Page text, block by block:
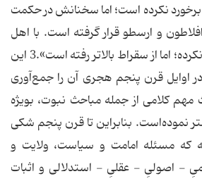
نکرده‌ است؛ اما سخنانش‌ در حکمت‌
و ارسطو قرار گرفته‌ است. با اهل‌
حکمت‌ عملی‌ معاشرت‌ نکرده؛ اما از سقراط‌ بالاتر رفته‌ است».3 این‌
اوایل‌ قرن‌ پنجم‌ هجری‌ آن‌ را جمع‌آوری‌
مهم‌ کلامی‌ از جمله‌ مباحث‌ نبوت، بویژه‌
نموده‌است. بنابراین‌ تا قرن‌ پنجم‌ شکی‌
که‌ مسئله‌ امامت‌ و سیاست، ولایت‌ و
- اصولیِ‌ - عقلیِ‌ - استدلالی‌ و اثبات‌